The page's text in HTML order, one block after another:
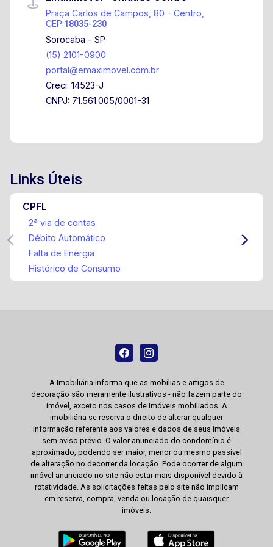
Praça Carlos de Campos, 80 - Centro,
CEP:18035-230
Sorocaba - SP
(15) 2101-0900
portal@emaximovel.com.br
Creci: 14523-J
CNPJ: 71.561.005/0001-31
Links Úteis
CPFL
2ª via de contas
Débito Automático
Falta de Energia
Histórico de Consumo
A Imobiliária informa que as mobílias e artigos de
decoração são meramente ilustrativos - não fazem parte do
imóvel, exceto nos casos de imóveis mobiliados. A
imobiliária se reserva o direito de alterar qualquer
informação referente aos valores e dados de seus imóveis
sem aviso prévio. O valor anunciado do condomínio é
aproximado, podendo ser maior, menor ou mesmo passível
de alteração no decorrer da locação. Pode ocorrer de algum
imóvel anunciado no site não estar mais disponível devido à
rotatividade. As solicitações feitas pelo site não implicam
em reserva, compra, venda ou locação de quaisquer
imóveis.